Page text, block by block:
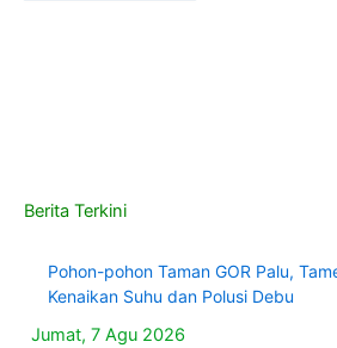
Berita Terkini
Pohon-pohon Taman GOR Palu,
Kenaikan Suhu dan Polusi Debu
Jumat, 7 Agu 2026